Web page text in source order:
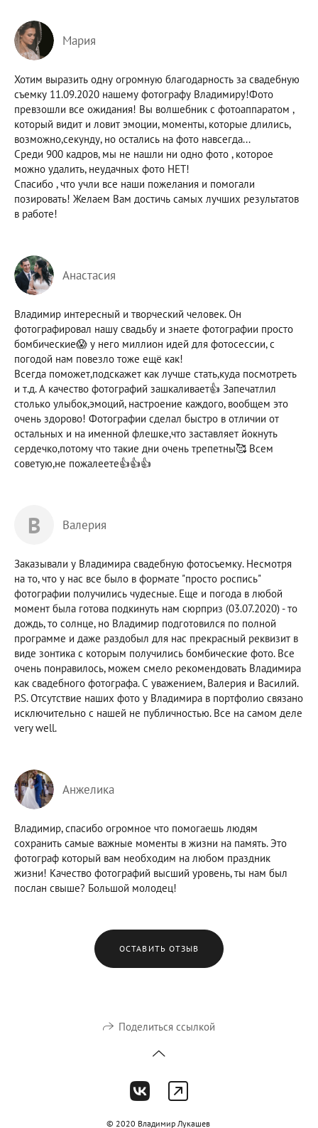
Мария
Хотим выразить одну огромную благодарность за свадебную
съемку 11.09.2020 нашему фотографу Владимиру!Фото
превзошли все ожидания! Вы волшебник с фотоаппаратом ,
который видит и ловит эмоции, моменты, которые длились,
возможно,секунду, но остались на фото навсегда...
Среди 900 кадров, мы не нашли ни одно фото , которое
можно удалить, неудачных фото НЕТ!
Спасибо , что учли все наши пожелания и помогали
позировать! Желаем Вам достичь самых лучших результатов
в работе!
Анастасия
Владимир интересный и творческий человек. Он
фотографировал нашу свадьбу и знаете фотографии просто
бомбические😱 у него миллион идей для фотосессии, с
погодой нам повезло тоже ещё как!
Всегда поможет,подскажет как лучше стать,куда посмотреть
и т.д. А качество фотографий зашкаливает👍 Запечатлил
столько улыбок,эмоций, настроение каждого, вообщем это
очень здорово! Фотографии сделал быстро в отличии от
остальных и на именной флешке,что заставляет йокнуть
сердечко,потому что такие дни очень трепетны🥰 Всем
советую,не пожалеете👍👍👍
В Валерия
Заказывали у Владимира свадебную фотосъемку. Несмотря
на то, что у нас все было в формате "просто роспись"
фотографии получились чудесные. Еще и погода в любой
момент была готова подкинуть нам сюрприз (03.07.2020) - то
дождь, то солнце, но Владимир подготовился по полной
программе и даже раздобыл для нас прекрасный реквизит в
виде зонтика c которым получились бомбические фото. Все
очень понравилось, можем смело рекомендовать Владимира
как свадебного фотографа. С уважением, Валерия и Василий.
P.S. Отсутствие наших фото у Владимира в портфолио связано
исключительно с нашей не публичностью. Все на самом деле
very well.
Анжелика
Владимир, спасибо огромное что помогаешь людям
сохранить самые важные моменты в жизни на память. Это
фотограф который вам необходим на любом праздник
жизни! Качество фотографий высший уровень, ты нам был
послан свыше? Большой молодец!
ОСТАВИТЬ ОТЗЫВ
Поделиться ссылкой
© 2020 Владимир Лукашев